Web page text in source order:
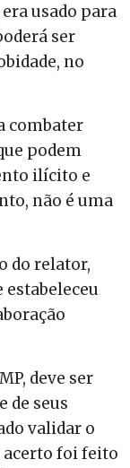
usado para
ser
no
combater
podem
ilícito e
não é uma
do relator,
deve ser
de seus
validar o
acerto foi feito